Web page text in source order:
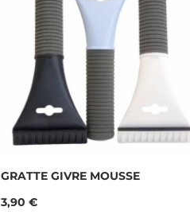
GRATTE GIVRE MOUSSE
Prix
3,90 €